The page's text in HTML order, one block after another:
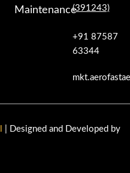
Maintenance(391243)
+91 87587
63344
| Designed and Developed by